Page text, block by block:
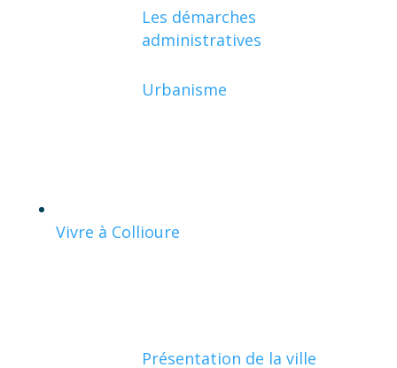
Les démarches
administratives
Urbanisme
Vivre à Collioure
Présentation de la ville